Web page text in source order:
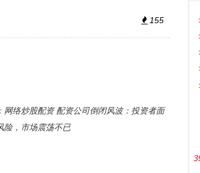
155
网络炒股配资 配资公司倒闭风波：投资者面
险，市场震荡不已